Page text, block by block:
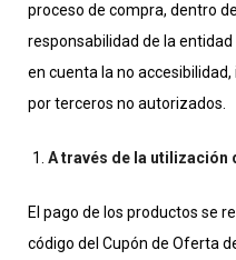
proceso de compra, dentro
responsabilidad de la
en cuenta la no
por terceros no autorizados.
A través de la utilización
El pago de los productos se
código del Cupón de Oferta